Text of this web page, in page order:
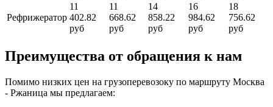
Рефрижератор
11
402.82
руб
11
668.62
руб
14
858.22
руб
16
984.62
руб
18
756.62
руб
Преимущества от обращения к нам
Помимо низких цен на грузоперевозоку по маршруту Москва
- Ржаница мы предлагаем: